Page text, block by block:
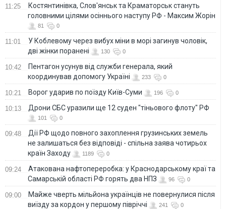
11:25
Костянтинівка, Слов'янськ та Краматорськ стануть
головними цілями осіннього наступу РФ - Максим Жорін
81 0
11:01
У Коблевому через вибух міни в морі загинув чоловік,
дві жінки поранені
130 0
10:42
Пентагон усунув від служби генерала, який
координував допомогу Україні
233 0
10:21 Ворог ударив по поїзду Київ-Суми 196 0
10:13 Дрони СБС уразили ще 12 суден "тіньового флоту" РФ
101 0
09:48
Дії РФ щодо повного захоплення грузинських земель
не залишаться без відповіді - спільна заява чотирьох
країн Заходу
1189 0
09:24
Атакована нафтопереробка: у Краснодарському краї та
Самарській області РФ горять два НПЗ
96 0
09:00
Майже чверть мільйона українців не повернулися після
виїзду за кордон у першому півріччі
241 0